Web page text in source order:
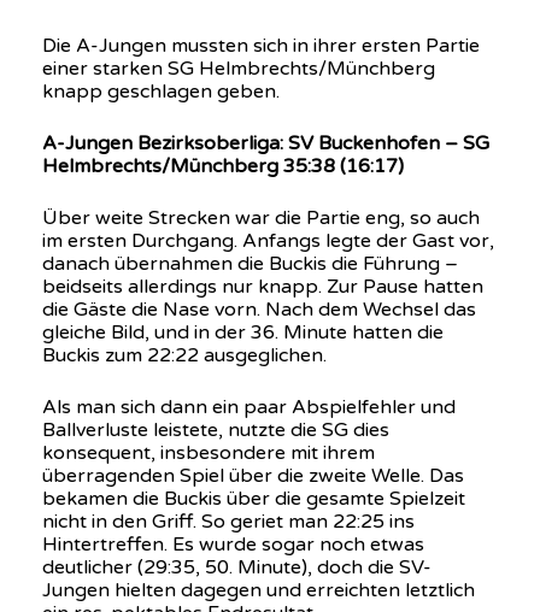
Die A-Jungen mussten sich in ihrer ersten Partie
einer starken SG Helmbrechts/Münchberg
knapp geschlagen geben.
A-Jungen Bezirksoberliga: SV Buckenhofen – SG
Helmbrechts/Münchberg 35:38 (16:17)
Über weite Strecken war die Partie eng, so auch
im ersten Durchgang. Anfangs legte der Gast vor,
danach übernahmen die Buckis die Führung –
beidseits allerdings nur knapp. Zur Pause hatten
die Gäste die Nase vorn. Nach dem Wechsel das
gleiche Bild, und in der 36. Minute hatten die
Buckis zum 22:22 ausgeglichen.
Als man sich dann ein paar Abspielfehler und
Ballverluste leistete, nutzte die SG dies
konsequent, insbesondere mit ihrem
überragenden Spiel über die zweite Welle. Das
bekamen die Buckis über die gesamte Spielzeit
nicht in den Griff. So geriet man 22:25 ins
Hintertreffen. Es wurde sogar noch etwas
deutlicher (29:35, 50. Minute), doch die SV-
Jungen hielten dagegen und erreichten letztlich